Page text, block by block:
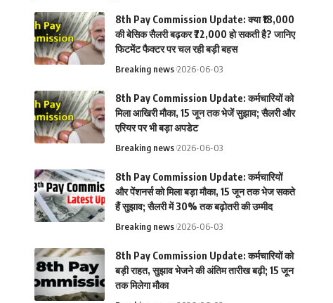
8th Pay Commission Update: क्या ₹18,000
की बेसिक सैलरी बढ़कर ₹72,000 हो सकती है? जानिए
फिटमेंट फैक्टर पर चल रही बड़ी बहस
Breaking news 2026-06-03
8th Pay Commission Update: कर्मचारियों को
मिला आखिरी मौका, 15 जून तक भेजें सुझाव; सैलरी और
एरियर पर भी बड़ा अपडेट
Breaking news 2026-06-03
8th Pay Commission Update: कर्मचारियों
और पेंशनर्स को मिला बड़ा मौका, 15 जून तक भेज सकते
हैं सुझाव; सैलरी में 30% तक बढ़ोतरी की उम्मीद
Breaking news 2026-06-03
8th Pay Commission Update: कर्मचारियों को
बड़ी राहत, सुझाव भेजने की अंतिम तारीख बढ़ी; 15 जून
तक मिलेगा मौका